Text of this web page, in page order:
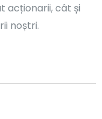
acționarii, cât și
noștri.